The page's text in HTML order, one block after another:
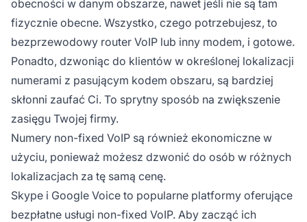
obecności w danym obszarze, nawet jeśli nie są tam
fizycznie obecne. Wszystko, czego potrzebujesz, to
bezprzewodowy router VoIP lub inny modem, i gotowe.
Ponadto, dzwoniąc do klientów w określonej lokalizacji
numerami z pasującym kodem obszaru, są bardziej
skłonni zaufać Ci. To sprytny sposób na zwiększenie
zasięgu Twojej firmy.
Numery non-fixed VoIP są również ekonomiczne w
użyciu, ponieważ możesz dzwonić do osób w różnych
lokalizacjach za tę samą cenę.
Skype i Google Voice to popularne platformy oferujące
bezpłatne usługi non-fixed VoIP. Aby zacząć ich